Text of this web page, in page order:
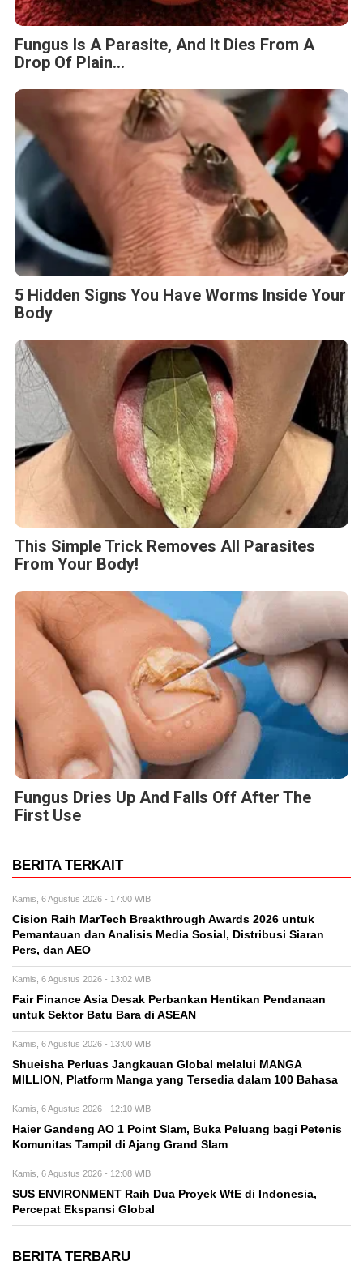
Fungus Is A Parasite, And It Dies From A
Drop Of Plain...
5 Hidden Signs You Have Worms Inside Your
Body
This Simple Trick Removes All Parasites
From Your Body!
Fungus Dries Up And Falls Off After The
First Use
BERITA TERKAIT
Kamis, 6 Agustus 2026 - 17:00 WIB
Cision Raih MarTech Breakthrough Awards 2026 untuk
Pemantauan dan Analisis Media Sosial, Distribusi Siaran
Pers, dan AEO
Kamis, 6 Agustus 2026 - 13:02 WIB
Fair Finance Asia Desak Perbankan Hentikan Pendanaan
untuk Sektor Batu Bara di ASEAN
Kamis, 6 Agustus 2026 - 13:00 WIB
Shueisha Perluas Jangkauan Global melalui MANGA
MILLION, Platform Manga yang Tersedia dalam 100 Bahasa
Kamis, 6 Agustus 2026 - 12:10 WIB
Haier Gandeng AO 1 Point Slam, Buka Peluang bagi Petenis
Komunitas Tampil di Ajang Grand Slam
Kamis, 6 Agustus 2026 - 12:08 WIB
SUS ENVIRONMENT Raih Dua Proyek WtE di Indonesia,
Percepat Ekspansi Global
BERITA TERBARU